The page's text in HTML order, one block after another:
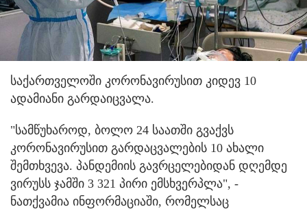
საქართველოში კორონავირუსით კიდევ 10
ადამიანი გარდაიცვალა.
"სამწუხაროდ, ბოლო 24 საათში გვაქვს
კორონავირუსით გარდაცვალების 10 ახალი
შემთხვევა. პანდემიის გავრცელებიდან დღემდე
ვირუსს ჯამში 3 321 პირი ემსხვერპლა", -
ნათქვამია ინფორმაციაში, რომელსაც